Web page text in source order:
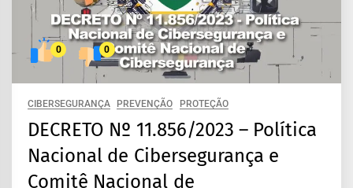
0 0
CIBERSEGURANÇA PREVENÇÃO PROTEÇÃO
DECRETO Nº 11.856/2023 – Política
Nacional de Cibersegurança e
Comitê Nacional de